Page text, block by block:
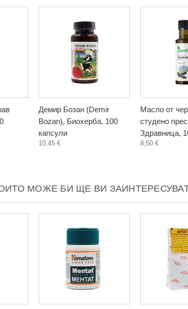
Демир Бозан (Demir
Bozan), Биохерба, 100
капсули
10,45 €
Масло от
студено
Здравница,
8,50 €
МОЖЕ БИ ЩЕ ВИ